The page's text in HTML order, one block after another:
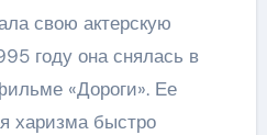
свою актерскую
году она снялась в
«Дороги». Ее
харизма быстро